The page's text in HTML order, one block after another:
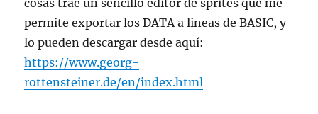
cosas trae un sencillo editor de sprites que me
permite exportar los DATA a lineas de BASIC, y
lo pueden descargar desde aquí:
https://www.georg-
rottensteiner.de/en/index.html